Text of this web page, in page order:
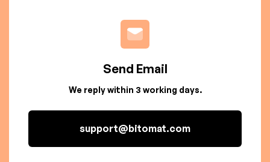
Send Email
We reply within 3 working days.
support@bitomat.com